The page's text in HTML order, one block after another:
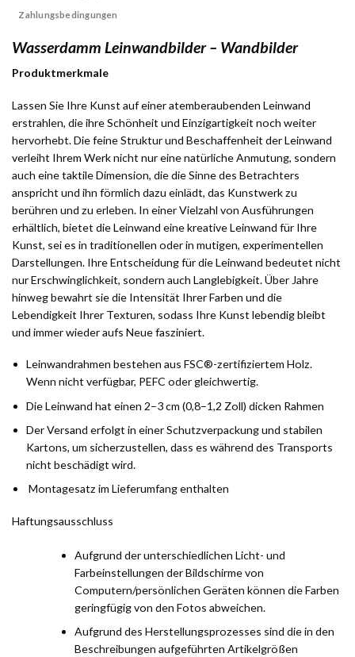
Zahlungsbedingungen
Wasserdamm Leinwandbilder – Wandbilder
Produktmerkmale
Lassen Sie Ihre Kunst auf einer atemberaubenden Leinwand
erstrahlen, die ihre Schönheit und Einzigartigkeit noch weiter
hervorhebt. Die feine Struktur und Beschaffenheit der Leinwand
verleiht Ihrem Werk nicht nur eine natürliche Anmutung, sondern
auch eine taktile Dimension, die die Sinne des Betrachters
anspricht und ihn förmlich dazu einlädt, das Kunstwerk zu
berühren und zu erleben. In einer Vielzahl von Ausführungen
erhältlich, bietet die Leinwand eine kreative Leinwand für Ihre
Kunst, sei es in traditionellen oder in mutigen, experimentellen
Darstellungen. Ihre Entscheidung für die Leinwand bedeutet nicht
nur Erschwinglichkeit, sondern auch Langlebigkeit. Über Jahre
hinweg bewahrt sie die Intensität Ihrer Farben und die
Lebendigkeit Ihrer Texturen, sodass Ihre Kunst lebendig bleibt
und immer wieder aufs Neue fasziniert.
Leinwandrahmen bestehen aus FSC®-zertifiziertem Holz.
Wenn nicht verfügbar, PEFC oder gleichwertig.
Die Leinwand hat einen 2–3 cm (0,8–1,2 Zoll) dicken Rahmen
Der Versand erfolgt in einer Schutzverpackung und stabilen
Kartons, um sicherzustellen, dass es während des Transports
nicht beschädigt wird.
Montagesatz im Lieferumfang enthalten
Haftungsausschluss
Aufgrund der unterschiedlichen Licht- und
Farbeinstellungen der Bildschirme von
Computern/persönlichen Geräten können die Farben
geringfügig von den Fotos abweichen.
Aufgrund des Herstellungsprozesses sind die in den
Beschreibungen aufgeführten Artikelgrößen